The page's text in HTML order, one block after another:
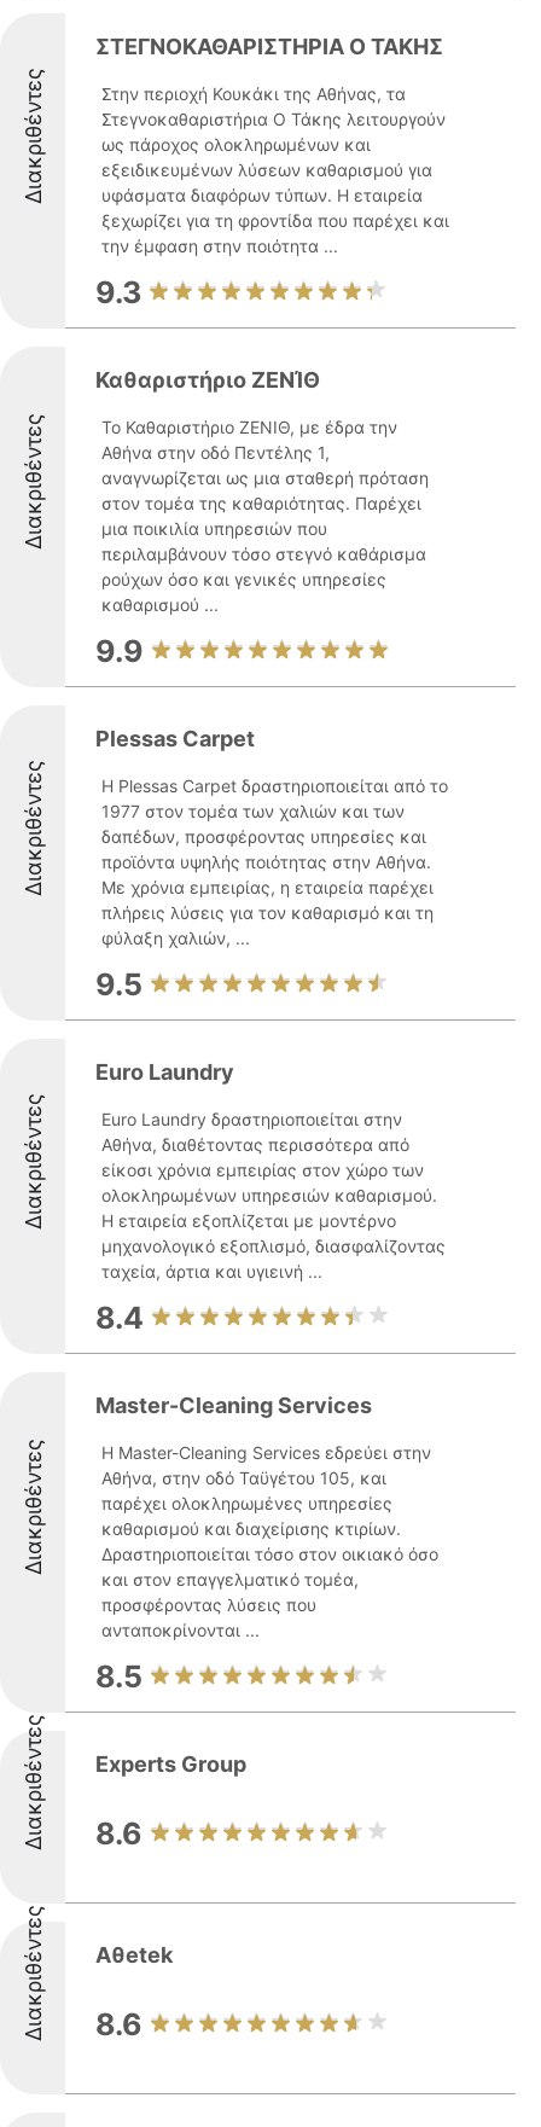
Διακριθέντες
ΣΤΕΓΝΟΚΑΘΑΡΙΣΤΗΡΙΑ Ο ΤΑΚΗΣ
Στην περιοχή Κουκάκι της Αθήνας, τα
Στεγνοκαθαριστήρια Ο Τάκης λειτουργούν
ως πάροχος ολοκληρωμένων και
εξειδικευμένων λύσεων καθαρισμού για
υφάσματα διαφόρων τύπων. Η εταιρεία
ξεχωρίζει για τη φροντίδα που παρέχει και
την έμφαση στην ποιότητα ...
9.3
Διακριθέντες
Καθαριστήριο ΖΕΝΊΘ
Το Καθαριστήριο ΖΕΝΙΘ, με έδρα την
Αθήνα στην οδό Πεντέλης 1,
αναγνωρίζεται ως μια σταθερή πρόταση
στον τομέα της καθαριότητας. Παρέχει
μια ποικιλία υπηρεσιών που
περιλαμβάνουν τόσο στεγνό καθάρισμα
ρούχων όσο και γενικές υπηρεσίες
καθαρισμού ...
9.9
Διακριθέντες
Plessas Carpet
Η Plessas Carpet δραστηριοποιείται από το
1977 στον τομέα των χαλιών και των
δαπέδων, προσφέροντας υπηρεσίες και
προϊόντα υψηλής ποιότητας στην Αθήνα.
Με χρόνια εμπειρίας, η εταιρεία παρέχει
πλήρεις λύσεις για τον καθαρισμό και τη
φύλαξη χαλιών, ...
9.5
Διακριθέντες
Euro Laundry
Euro Laundry δραστηριοποιείται στην
Αθήνα, διαθέτοντας περισσότερα από
είκοσι χρόνια εμπειρίας στον χώρο των
ολοκληρωμένων υπηρεσιών καθαρισμού.
Η εταιρεία εξοπλίζεται με μοντέρνο
μηχανολογικό εξοπλισμό, διασφαλίζοντας
ταχεία, άρτια και υγιεινή ...
8.4
Διακριθέντες
Master-Cleaning Services
Η Master-Cleaning Services εδρεύει στην
Αθήνα, στην οδό Ταϋγέτου 105, και
παρέχει ολοκληρωμένες υπηρεσίες
καθαρισμού και διαχείρισης κτιρίων.
Δραστηριοποιείται τόσο στον οικιακό όσο
και στον επαγγελματικό τομέα,
προσφέροντας λύσεις που
ανταποκρίνονται ...
8.5
Διακριθέντες Experts Group
8.6
Διακριθέντες Aθetek
8.6